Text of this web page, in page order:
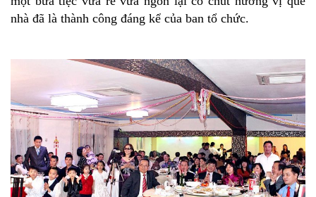
nhà đã là thành công đáng kể của ban tổ chức.